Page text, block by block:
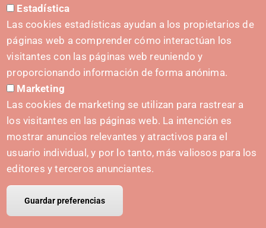
Press Kit
INITIATIVES
Navarra Cybersecurity Center
Spain Living Lab
Support for entrepreneurship
Estadística
Las cookies estadísticas ayudan a los propietarios de
páginas web a comprender cómo interactúan los
visitantes con las páginas web reuniendo y
proporcionando información de forma anónima.
Marketing
Las cookies de marketing se utilizan para rastrear a
los visitantes en las páginas web. La intención es
mostrar anuncios relevantes y atractivos para el
usuario individual, y por lo tanto, más valiosos para los
editores y terceros anunciantes.
Guardar preferencias